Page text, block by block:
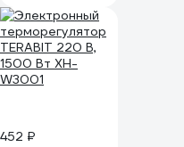
452 ₽